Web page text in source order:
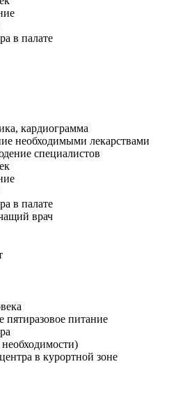
в палате
кардиограмма
необходимыми лекарствами
специалистов
в палате
врач
пятиразовое питание
в курортной зоне